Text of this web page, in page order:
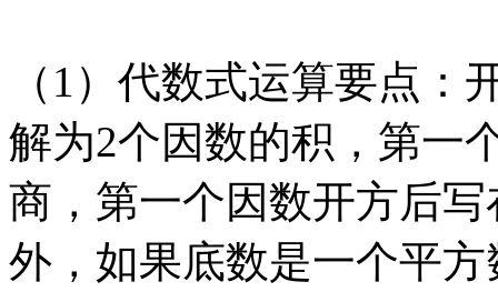
（ 1）代数式运算要点：
解为2个因数的积，第一
商，第一个因数开方后
外，如果底数是一个平方